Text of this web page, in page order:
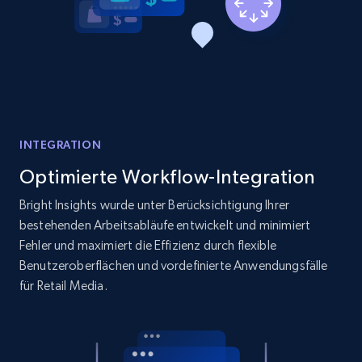
price, and more.
Reviews count shop, Reviews count item, Initial
1.9K+ 323+ Jetzt anfangen
Asin, URL, Name, Sponsored, Initial price, Final
INTEGRATION
Optimierte Workflow-Integration
Bright Insights wurde unter Berücksichtigung Ihrer
bestehenden Arbeitsabläufe entwickelt und minimiert
Fehler und maximiert die Effizienz durch flexible
Benutzeroberflächen und vordefinierte Anwendungsfälle
für Retail Media.